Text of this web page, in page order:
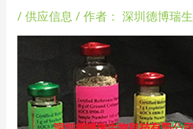
/供应信息 / 作者： 深圳德博瑞